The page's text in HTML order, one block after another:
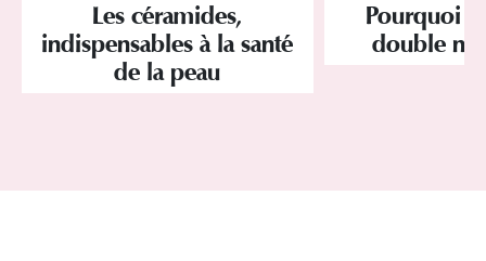
Les céramides,
indispensables à la santé
de la peau
Pourquoi
double